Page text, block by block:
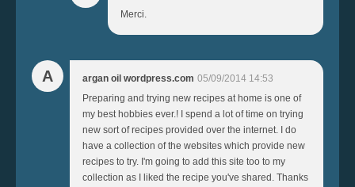
Merci.
A argan oil wordpress.com 05/09/2014 14:53
Preparing and trying new recipes at home is one of
my best hobbies ever.! I spend a lot of time on trying
new sort of recipes provided over the internet. I do
have a collection of the websites which provide new
recipes to try. I'm going to add this site too to my
collection as I liked the recipe you've shared. Thanks